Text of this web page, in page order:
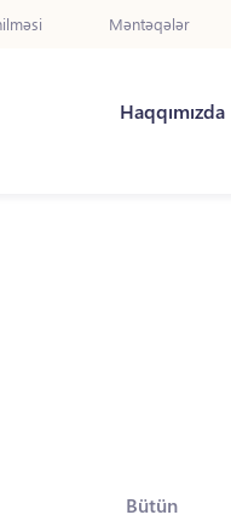
Məntəqələr
Haqqımızda
Bütün